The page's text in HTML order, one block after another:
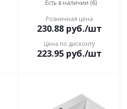
Есть в наличии (6)
Розничная цена
230.88руб./шт
Цена по дисконту
223.95руб./шт